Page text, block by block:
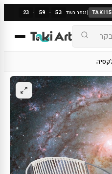
TAKI15
|נגמר בעוד 23 : 59 : 52